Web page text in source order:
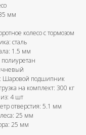
мм
колесо с тормозом
сталь
1.5 мм
Шаровой подшипник
на комплект: 300 кг
из: 4 шт
отверстия: 5.1 мм
25 мм
25 мм